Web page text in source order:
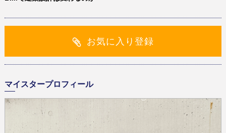
お気に入り登録
マイスタープロフィール